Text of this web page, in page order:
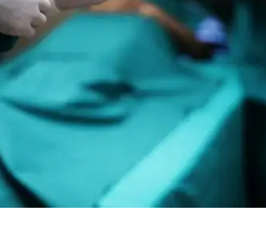
PRO
Company
Sobre Nós
Anuncie